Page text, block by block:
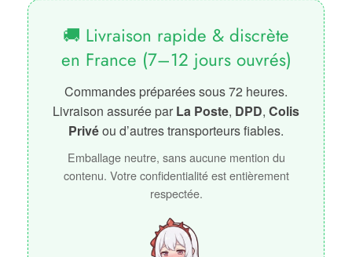
🚚 Livraison rapide & discrète
en France (7–12 jours ouvrés)
Commandes préparées sous 72 heures.
Livraison assurée par La Poste, DPD, Colis
Privéou d’autres transporteurs fiables.
Emballage neutre, sans aucune mention du
contenu. Votre confidentialité est entièrement
respectée.